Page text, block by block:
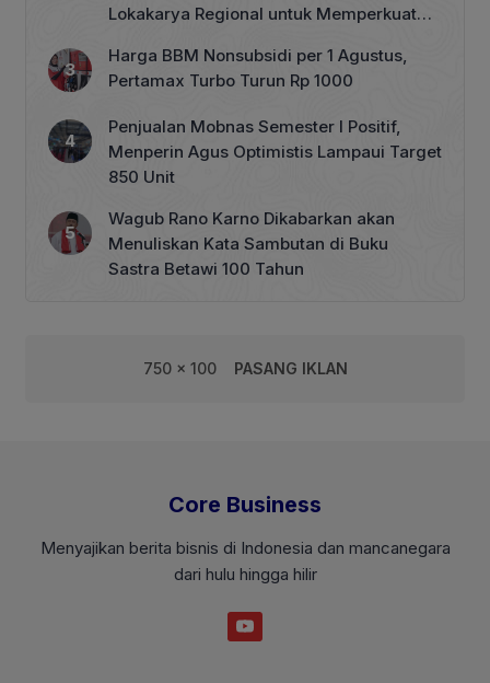
Lokakarya Regional untuk Memperkuat
Harga BBM Nonsubsidi per 1 Agustus,
Pertamax Turbo Turun Rp 1000
Penjualan Mobnas Semester I Positif,
Menperin Agus Optimistis Lampaui Target
850 Unit
Wagub Rano Karno Dikabarkan akan
Menuliskan Kata Sambutan di Buku
Sastra Betawi 100 Tahun
750 x 100 PASANG IKLAN
Core Business
Menyajikan berita bisnis di Indonesia dan mancanegara
dari hulu hingga hilir